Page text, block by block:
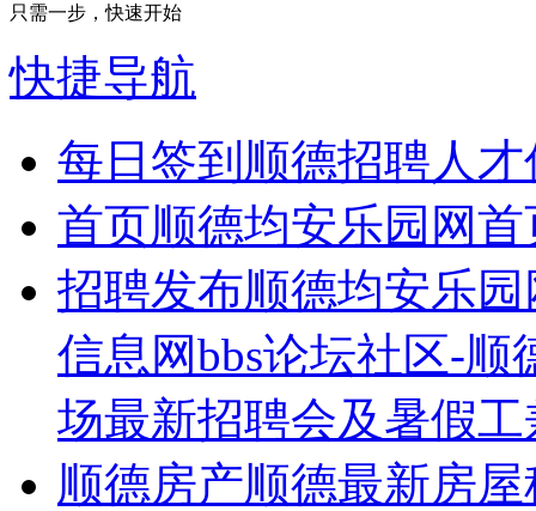
只需一步，快速开始
快捷导航
每日签到 顺德招聘人
首页顺德均安乐园网首
招聘发布顺德均安乐
信息网bbs论坛社区-
场最新招聘会及暑假
顺德房产顺德最新房